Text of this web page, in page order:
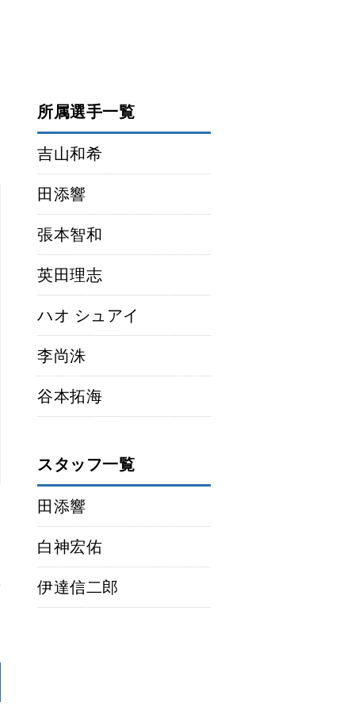
所属選手一覧
吉山和希
田添響
張本智和
英田理志
ハオ シュアイ
李尚洙
谷本拓海
スタッフ一覧
田添響
白神宏佑
伊達信二郎